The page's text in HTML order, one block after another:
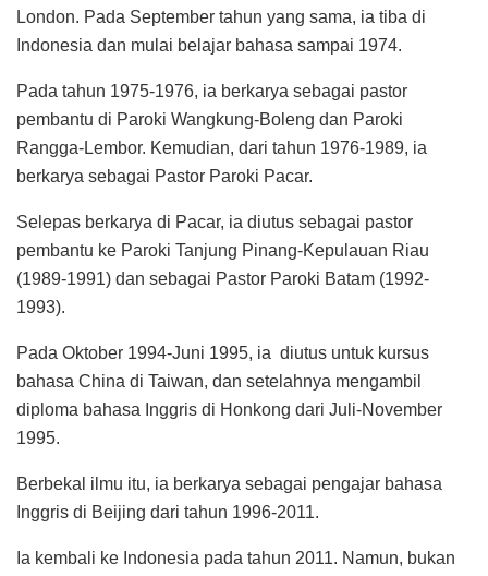
London. Pada September tahun yang sama, ia tiba di
Indonesia dan mulai belajar bahasa sampai 1974.
Pada tahun 1975-1976, ia berkarya sebagai pastor
pembantu di Paroki Wangkung-Boleng dan Paroki
Rangga-Lembor. Kemudian, dari tahun 1976-1989, ia
berkarya sebagai Pastor Paroki Pacar.
Selepas berkarya di Pacar, ia diutus sebagai pastor
pembantu ke Paroki Tanjung Pinang-Kepulauan Riau
(1989-1991) dan sebagai Pastor Paroki Batam (1992-
1993).
Pada Oktober 1994-Juni 1995, ia diutus untuk kursus
bahasa China di Taiwan, dan setelahnya mengambil
diploma bahasa Inggris di Honkong dari Juli-November
1995.
Berbekal ilmu itu, ia berkarya sebagai pengajar bahasa
Inggris di Beijing dari tahun 1996-2011.
Ia kembali ke Indonesia pada tahun 2011. Namun, bukan